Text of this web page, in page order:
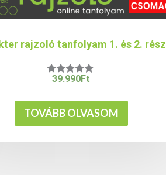
rajzoló tanfolyam 1. és 2. rész
Értékelés:
/ 5
39.990Ft
TOVÁBB OLVASOM